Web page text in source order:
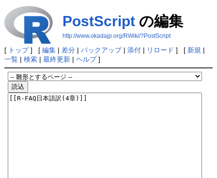
PostScriptの編集
http://www.okadajp.org/RWiki/?PostScript
[ トップ] [ 編集| 差分| バックアップ| 添付| リロード ] [ 新規 |
一覧| 検索| 最終更新| ヘルプ]